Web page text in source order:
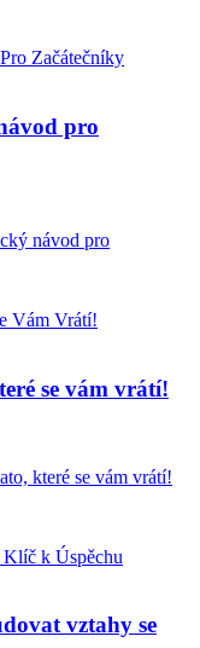
pro
návod pro
se vám vrátí!
které se vám vrátí!
vztahy se